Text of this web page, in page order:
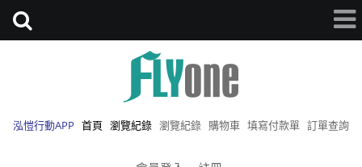
泓愷行動APP 首頁 瀏覽紀錄 瀏覽紀錄 購物車 填寫付款單 訂單查詢